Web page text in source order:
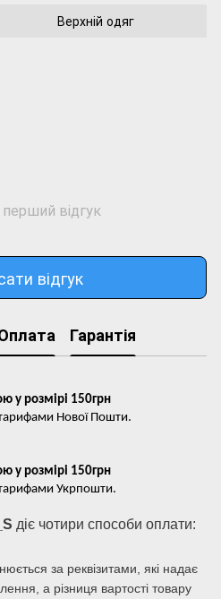
Верхній одяг
відгук
відгук
Гарантія
у розмірі 150грн
тарифами Нової Пошти.
у розмірі 150грн
тарифами Укрпошти.
діє чотири способи оплати:
за реквізитами, які надає
а різниця вартості товару